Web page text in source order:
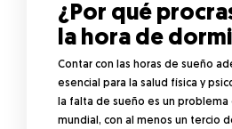
¿Por qué
la hora de
Contar con las horas de sueño
esencial para la salud física y
la falta de sueño es un problema
mundial, con al menos un tercio